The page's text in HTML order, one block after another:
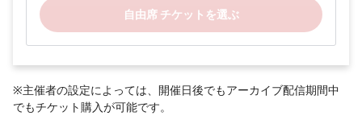
自由席 チケットを選ぶ
※主催者の設定によっては、開催日後でもアーカイブ配信期間中
でもチケット購入が可能です。